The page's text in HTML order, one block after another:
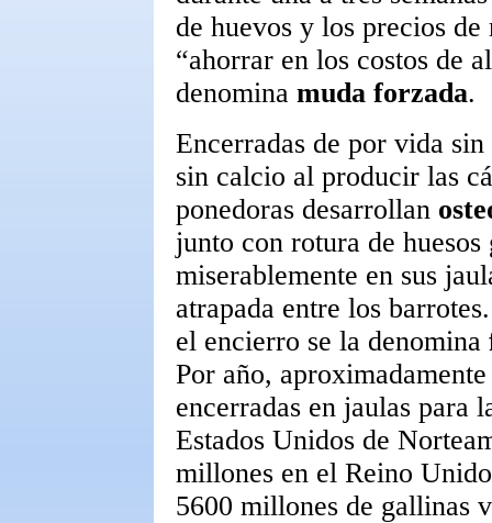
de huevos y los precios
“ahorrar en los costos de
denomina muda forzada.
Encerradas de por vida
sin calcio al producir las
ponedoras desarrollan
junto con rotura de
miserablemente en sus
atrapada entre los
el encierro se la denomina
Por año,
encerradas en jaulas para
Estados Unidos de
millones en el Reino
5600 millones de gallinas